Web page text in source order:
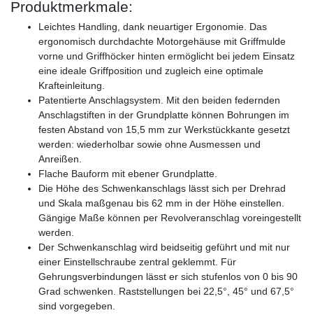
Produktmerkmale:
Leichtes Handling, dank neuartiger Ergonomie. Das
ergonomisch durchdachte Motorgehäuse mit Griffmulde
vorne und Griffhöcker hinten ermöglicht bei jedem Einsatz
eine ideale Griffposition und zugleich eine optimale
Krafteinleitung.
Patentierte Anschlagsystem. Mit den beiden federnden
Anschlagstiften in der Grundplatte können Bohrungen im
festen Abstand von 15,5 mm zur Werkstückkante gesetzt
werden: wiederholbar sowie ohne Ausmessen und
Anreißen.
Flache Bauform mit ebener Grundplatte.
Die Höhe des Schwenkanschlags lässt sich per Drehrad
und Skala maßgenau bis 62 mm in der Höhe einstellen.
Gängige Maße können per Revolveranschlag voreingestellt
werden.
Der Schwenkanschlag wird beidseitig geführt und mit nur
einer Einstellschraube zentral geklemmt. Für
Gehrungsverbindungen lässt er sich stufenlos von 0 bis 90
Grad schwenken. Raststellungen bei 22,5°, 45° und 67,5°
sind vorgegeben.